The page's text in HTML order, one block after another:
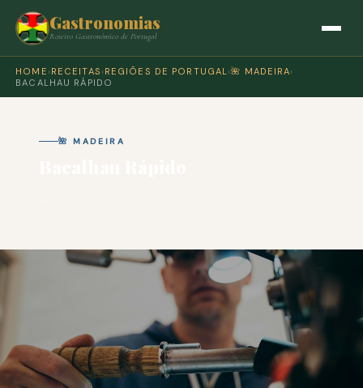
Gastronomias
Roteiro Gastronómico de Portugal
HOME › RECEITAS › REGIÕES DE PORTUGAL›🌺 MADEIRA›
BACALHAU RÁPIDO
🌺 MADEIRA